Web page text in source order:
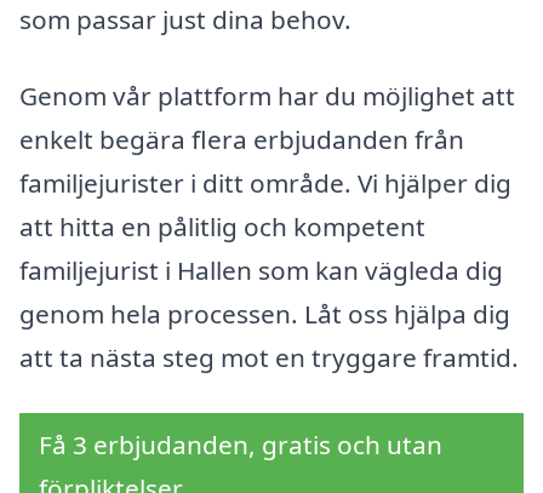
som passar just dina behov.
Genom vår plattform har du möjlighet att
enkelt begära flera erbjudanden från
familjejurister i ditt område. Vi hjälper dig
att hitta en pålitlig och kompetent
familjejurist i Hallen som kan vägleda dig
genom hela processen. Låt oss hjälpa dig
att ta nästa steg mot en tryggare framtid.
Få 3 erbjudanden, gratis och utan